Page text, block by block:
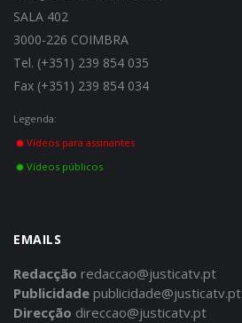
SALA 402
3000-226 COIMBRA
Tel. (+351) 239 854 035
Fax (+351) 239 854 034
Legenda:
Vídeos para assinantes
Vídeos públicos
EMAILS
Redacção redaccao@justicatv.pt
Publicidade publicidade@justicatv.pt
Direcção direccao@justicatv.pt